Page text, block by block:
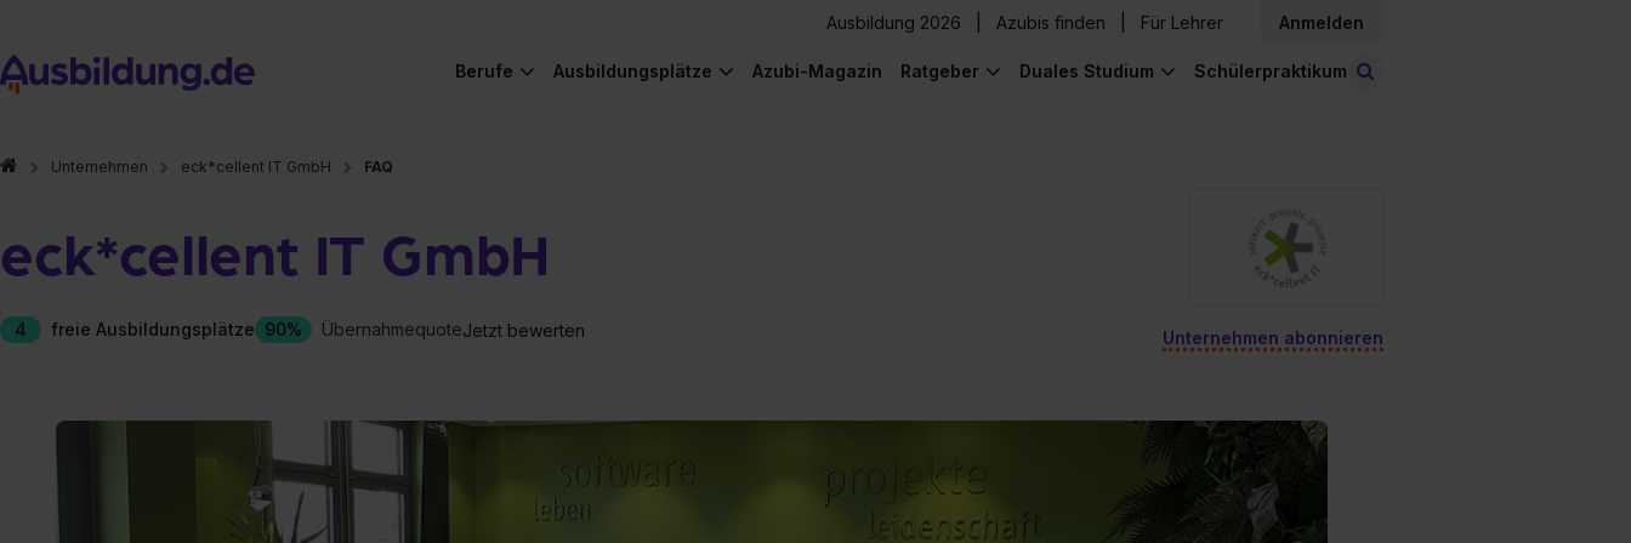
Ausbildung 2026 Azubis finden Für Lehrer Anmelden
Berufe Ausbildungsplätze Azubi-Magazin Ratgeber Duales Studium Schülerpraktikum
Unternehmen eck*cellent IT GmbH FAQ
eck*cellent IT GmbH
4 freie Ausbildungsplätze 90% ÜbernahmequoteJetzt bewerten Unternehmen abonnieren
Hier gibt es (eigentlich) was Cooles zu sehen!
Hier gibt es (eigentlich) was Cooles zu sehen!
Hier gibt es (eigentlich) was Cooles zu sehen!